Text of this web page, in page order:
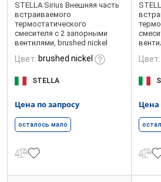
STELLA Sirius Внешняя часть
встраиваемого
термостатического
смесителя с 2 запорными
вентилями, brushed nickel
Цвет: brushed nickel
STELLA
Цена по запросу
осталось мало
Цвет:
Цена